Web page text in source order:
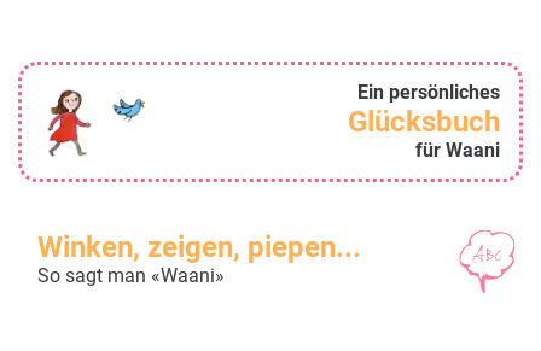
Ein persönliches
Glücksbuch
für Waani
Winken, zeigen, piepen...
So sagt man «Waani»